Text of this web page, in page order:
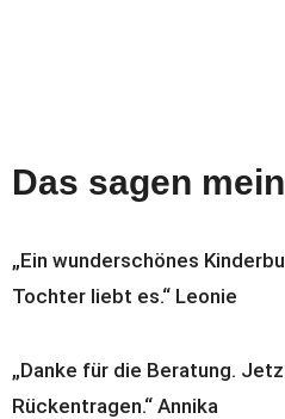
Das sagen
„Ein wunderschönes
Tochter liebt es.“ Leonie
„Danke für die Beratung.
Rückentragen.“ Annika